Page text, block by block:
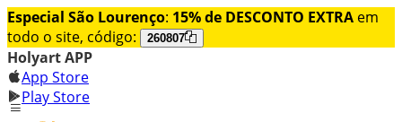
Especial São Lourenço: 15% de DESCONTO EXTRA em
todo o site, código:
260807
Holyart APP
App Store
Play Store